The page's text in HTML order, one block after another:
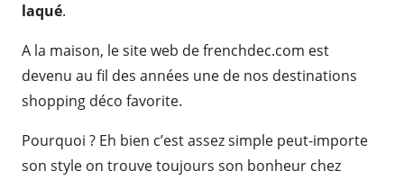
laqué.
A la maison, le site web de frenchdec.com est
devenu au fil des années une de nos destinations
shopping déco favorite.
Pourquoi ? Eh bien c’est assez simple peut-importe
son style on trouve toujours son bonheur chez